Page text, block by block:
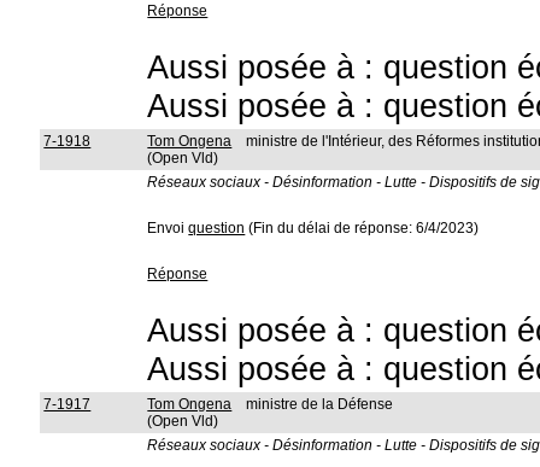
Réponse
Aussi posée à : question
Aussi posée à : question
7-1918
Tom Ongena
(Open Vld)
ministre de l'Intérieur, des Réformes
Réseaux sociaux - Désinformation - Lutte - Dispositifs de
Envoiquestion (Fin du délai de réponse: 6/4/2023)
Réponse
Aussi posée à : question
Aussi posée à : question
7-1917
Tom Ongena
(Open Vld)
ministre de la Défense
Réseaux sociaux - Désinformation - Lutte - Dispositifs de